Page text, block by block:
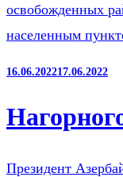
освобожденных
населенным
16.06.202217.06.2022
Президент